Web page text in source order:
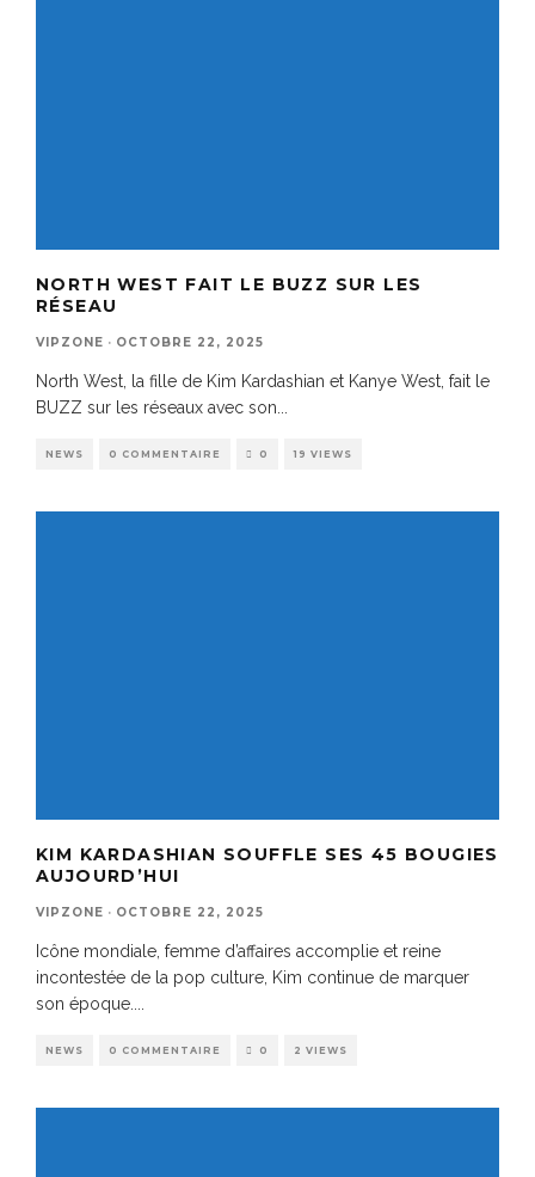
NORTH WEST FAIT LE BUZZ SUR LES
RÉSEAU
VIPZONE · OCTOBRE 22, 2025
North West, la fille de Kim Kardashian et Kanye West, fait le
BUZZ sur les réseaux avec son
NEWS 0 COMMENTAIRE 0 19 VIEWS
KIM KARDASHIAN SOUFFLE SES 45 BOUGIES
AUJOURD’HUI
VIPZONE · OCTOBRE 22, 2025
Icône mondiale, femme d’affaires accomplie et reine
incontestée de la pop culture, Kim continue de marquer
son époque....
NEWS 0 COMMENTAIRE 0 2 VIEWS